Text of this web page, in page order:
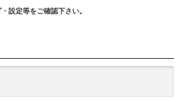
設定等をご確認下さい。